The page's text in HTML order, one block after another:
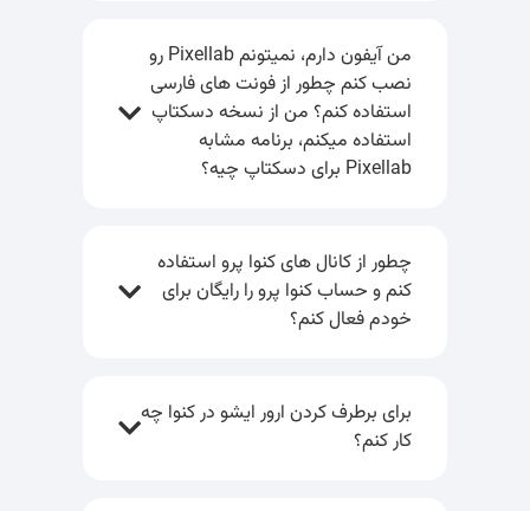
من آیفون دارم، نمیتونم Pixellab رو
نصب کنم چطور از فونت های فارسی
استفاده کنم؟ من از نسخه دسکتاپ
استفاده میکنم، برنامه مشابه
Pixellab برای دسکتاپ چیه؟
چطور از کانال های کنوا پرو استفاده
کنم و حساب کنوا پرو را رایگان برای
خودم فعال کنم؟
برای برطرف کردن ارور ایشو در کنوا چه
کار کنم؟